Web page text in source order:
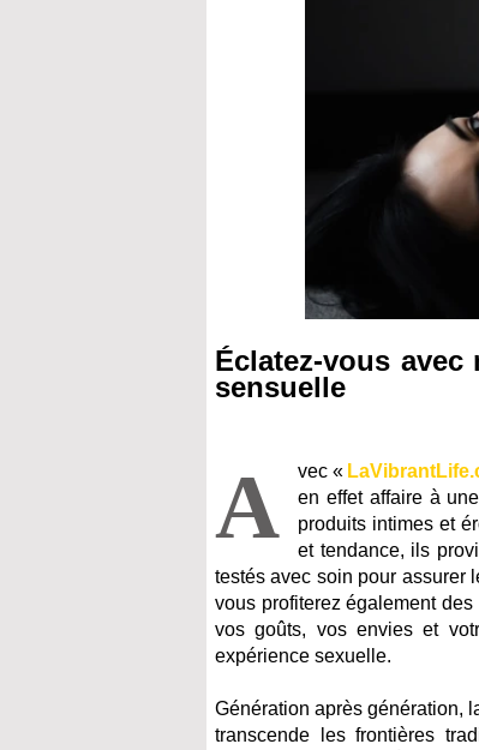
Éclatez-vous
sensuelle
A vec «
en effet affaire à
produits intimes et
et tendance, ils
testés avec soin pour assurer
vous profiterez également
vos goûts, vos envies et
expérience sexuelle.
Génération après génération,
transcende les frontières